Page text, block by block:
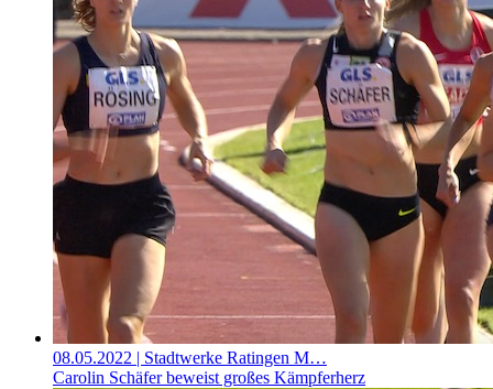
08.05.2022 | Stadtwerke Ratingen M…
Carolin Schäfer beweist großes Kämpferherz